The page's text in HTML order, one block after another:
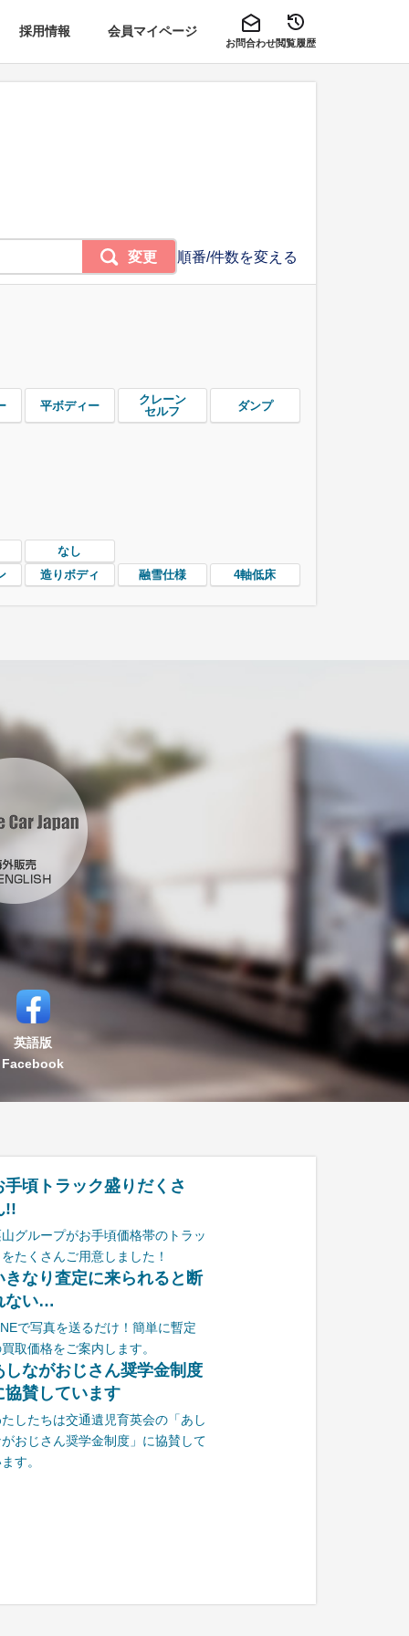
採用情報 会員マイページ
お問合わせ閲覧履歴
順番/件数を変える
変更
平ボディー
クレーン
セルフ
ダンプ
なし
造りボディ 融雪仕様 4軸低床
英語版
Facebook
手頃トラック盛りだくさ
!!
グループがお手頃価格帯のトラッ
たくさんご用意しました！
きなり査定に来られると断
ない…
で写真を送るだけ！簡単に暫定
取価格をご案内します。
しながおじさん奨学金制度
協賛しています
たしたちは交通遺児育英会の「あし
がおじさん奨学金制度」に協賛して
す。